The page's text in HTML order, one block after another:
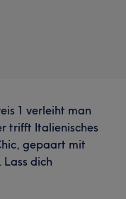
1 verleiht man
trifft Italienisches
gepaart mit
dich